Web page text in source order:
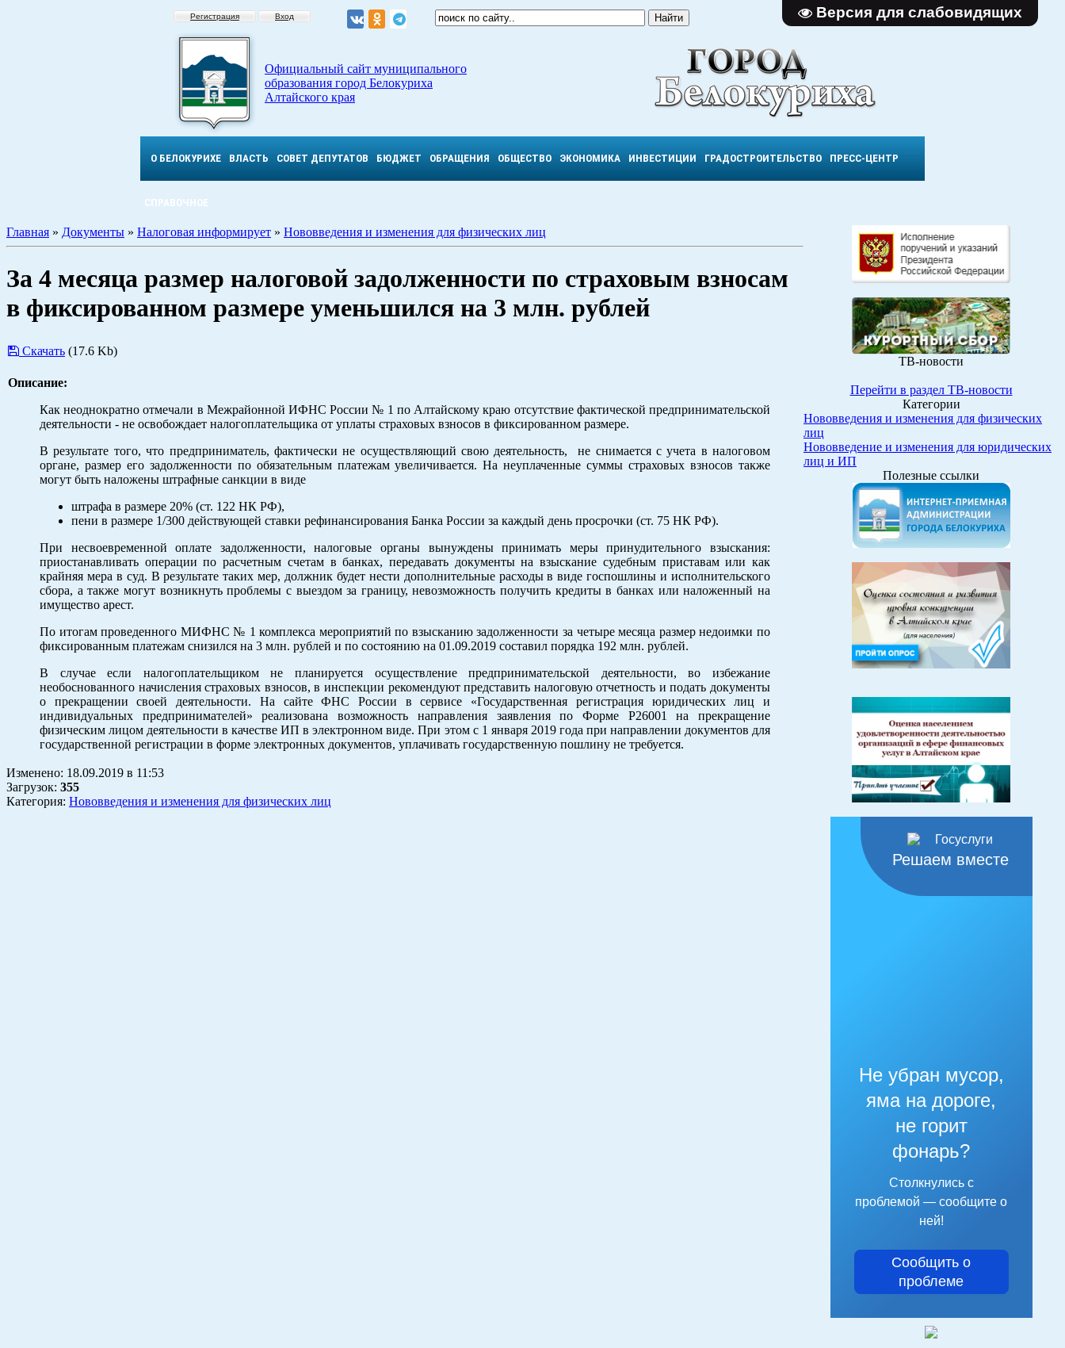
Версия для слабовидящих
Регистрация Вход
Официальный сайт муниципального
образования город Белокуриха
Алтайского края
О БЕЛОКУРИХЕ ВЛАСТЬ СОВЕТ ДЕПУТАТОВ БЮДЖЕТ ОБРАЩЕНИЯ ОБЩЕСТВО ЭКОНОМИКА ИНВЕСТИЦИИ ГРАДОСТРОИТЕЛЬСТВО ПРЕСС-ЦЕНТР
СПРАВОЧНОЕ
Главная » Документы » Налоговая информирует » Нововведения и изменения для физических лиц
За 4 месяца размер налоговой задолженности по страховым взносам
в фиксированном размере уменьшился на 3 млн. рублей
Скачать (17.6 Kb)
Описание:
Как неоднократно отмечали в Межрайонной ИФНС России № 1 по Алтайскому краю отсутствие фактической предпринимательской
деятельности - не освобождает налогоплательщика от уплаты страховых взносов в фиксированном размере.
В результате того, что предприниматель, фактически не осуществляющий свою деятельность, не снимается с учета в налоговом
органе, размер его задолженности по обязательным платежам увеличивается. На неуплаченные суммы страховых взносов также
могут быть наложены штрафные санкции в виде
штрафа в размере 20% (ст. 122 НК РФ),
пени в размере 1/300 действующей ставки рефинансирования Банка России за каждый день просрочки (ст. 75 НК РФ).
При несвоевременной оплате задолженности, налоговые органы вынуждены принимать меры принудительного взыскания:
приостанавливать операции по расчетным счетам в банках, передавать документы на взыскание судебным приставам или как
крайняя мера в суд. В результате таких мер, должник будет нести дополнительные расходы в виде госпошлины и исполнительского
сбора, а также могут возникнуть проблемы с выездом за границу, невозможность получить кредиты в банках или наложенный на
имущество арест.
По итогам проведенного МИФНС № 1 комплекса мероприятий по взысканию задолженности за четыре месяца размер недоимки по
фиксированным платежам снизился на 3 млн. рублей и по состоянию на 01.09.2019 составил порядка 192 млн. рублей.
В случае если налогоплательщиком не планируется осуществление предпринимательской деятельности, во избежание
необоснованного начисления страховых взносов, в инспекции рекомендуют представить налоговую отчетность и подать документы
о прекращении своей деятельности. На сайте ФНС России в сервисе «Государственная регистрация юридических лиц и
индивидуальных предпринимателей» реализована возможность направления заявления по Форме Р26001 на прекращение
физическим лицом деятельности в качестве ИП в электронном виде. При этом с 1 января 2019 года при направлении документов для
государственной регистрации в форме электронных документов, уплачивать государственную пошлину не требуется.
Изменено: 18.09.2019 в 11:53
Загрузок: 355
Категория: Нововведения и изменения для физических лиц
ТВ-новости
Перейти в раздел ТВ-новости
Категории
Нововведения и изменения для физических
лиц
Нововведение и изменения для юридических
лиц и ИП
Полезные ссылки
Решаем вместе
Не убран мусор,
яма на дороге,
не горит
фонарь?
Столкнулись с
проблемой — сообщите о
ней!
Сообщить о
проблеме